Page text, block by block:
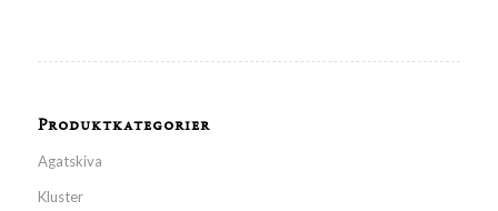
Produktkategorier
Agatskiva
Kluster